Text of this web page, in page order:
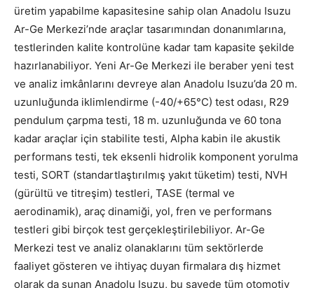
üretim yapabilme kapasitesine sahip olan Anadolu Isuzu
Ar-Ge Merkezi’nde araçlar tasarımından donanımlarına,
testlerinden kalite kontrolüne kadar tam kapasite şekilde
hazırlanabiliyor. Yeni Ar-Ge Merkezi ile beraber yeni test
ve analiz imkânlarını devreye alan Anadolu Isuzu’da 20 m.
uzunluğunda iklimlendirme (-40/+65°C) test odası, R29
pendulum çarpma testi, 18 m. uzunluğunda ve 60 tona
kadar araçlar için stabilite testi, Alpha kabin ile akustik
performans testi, tek eksenli hidrolik komponent yorulma
testi, SORT (standartlaştırılmış yakıt tüketim) testi, NVH
(gürültü ve titreşim) testleri, TASE (termal ve
aerodinamik), araç dinamiği, yol, fren ve performans
testleri gibi birçok test gerçekleştirilebiliyor. Ar-Ge
Merkezi test ve analiz olanaklarını tüm sektörlerde
faaliyet gösteren ve ihtiyaç duyan firmalara dış hizmet
olarak da sunan Anadolu Isuzu, bu sayede tüm otomotiv